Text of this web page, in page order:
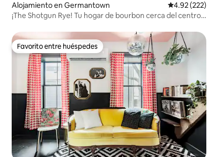
Alojamiento en Germantown Calificación
4.92 (222)
¡The Shotgun Rye! Tu hogar de bourbon cerca del centro
Favorito entre huéspedes
Favorito entre huéspedes